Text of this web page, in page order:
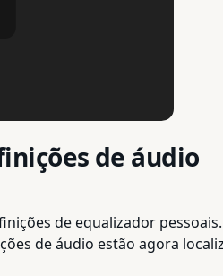
de áudio
de equalizador
de áudio estão agora